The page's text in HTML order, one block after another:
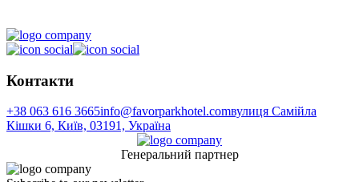
Контакти
+38 063 616 3665info@favorparkhotel.comвулиця Самійла
Кішки 6, Київ, 03191, Україна
Генеральний партнер